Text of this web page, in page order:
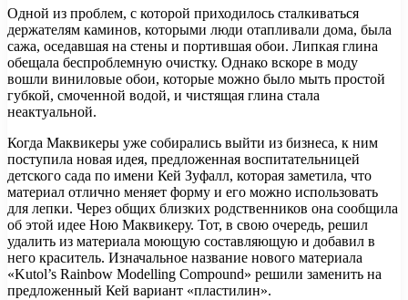
Одной из проблем, с которой приходилось сталкиваться
держателям каминов, которыми люди отапливали дома, была
сажа, оседавшая на стены и портившая обои. Липкая глина
обещала беспроблемную очистку. Однако вскоре в моду
вошли виниловые обои, которые можно было мыть простой
губкой, смоченной водой, и чистящая глина стала
неактуальной.
Когда Маквикеры уже собирались выйти из бизнеса, к ним
поступила новая идея, предложенная воспитательницей
детского сада по имени Кей Зуфалл, которая заметила, что
материал отлично меняет форму и его можно использовать
для лепки. Через общих близких родственников она сообщила
об этой идее Ною Маквикеру. Тот, в свою очередь, решил
удалить из материала моющую составляющую и добавил в
него краситель. Изначальное название нового материала
«Kutol’s Rainbow Modelling Compound» решили заменить на
предложенный Кей вариант «пластилин».